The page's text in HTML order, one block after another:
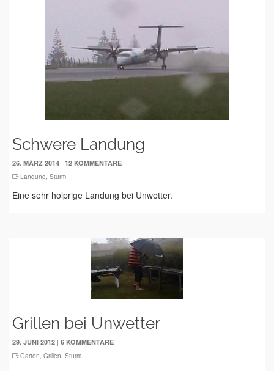
Schwere Landung
26. MÄRZ 2014 | 12 KOMMENTARE
Landung, Sturm
Eine sehr holprige Landung bei Unwetter.
Grillen bei Unwetter
29. JUNI 2012 | 6 KOMMENTARE
Garten, Grillen, Sturm